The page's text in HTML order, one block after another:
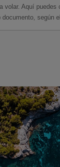
volar. Aquí puedes
según